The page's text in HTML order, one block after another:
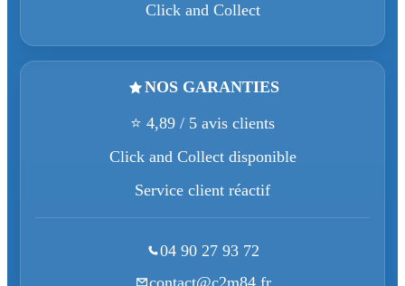
Click and Collect
NOS GARANTIES
⭐ 4,89 / 5 avis clients
Click and Collect disponible
Service client réactif
04 90 27 93 72